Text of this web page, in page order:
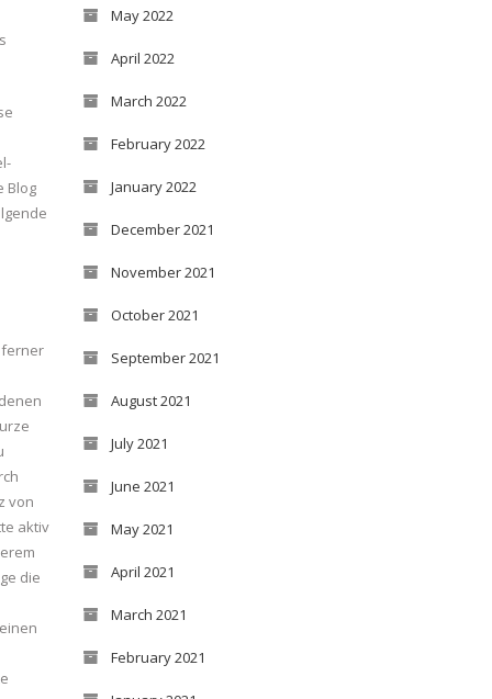
Blog
ferner
von
aktiv
die
May 2022
April 2022
March 2022
February 2022
January 2022
December 2021
November 2021
October 2021
September 2021
August 2021
July 2021
June 2021
May 2021
April 2021
March 2021
February 2021